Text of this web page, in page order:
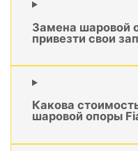
Замена шаровой
привезти свои
Какова
шаровой опоры